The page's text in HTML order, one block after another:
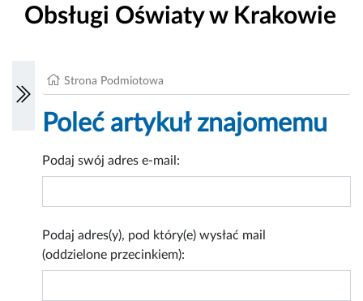
Obsługi Oświaty w Krakowie
Strona Podmiotowa
Poleć artykuł znajomemu
Podaj swój adres e-mail:
Podaj adres(y), pod który(e) wysłać mail
(oddzielone przecinkiem):